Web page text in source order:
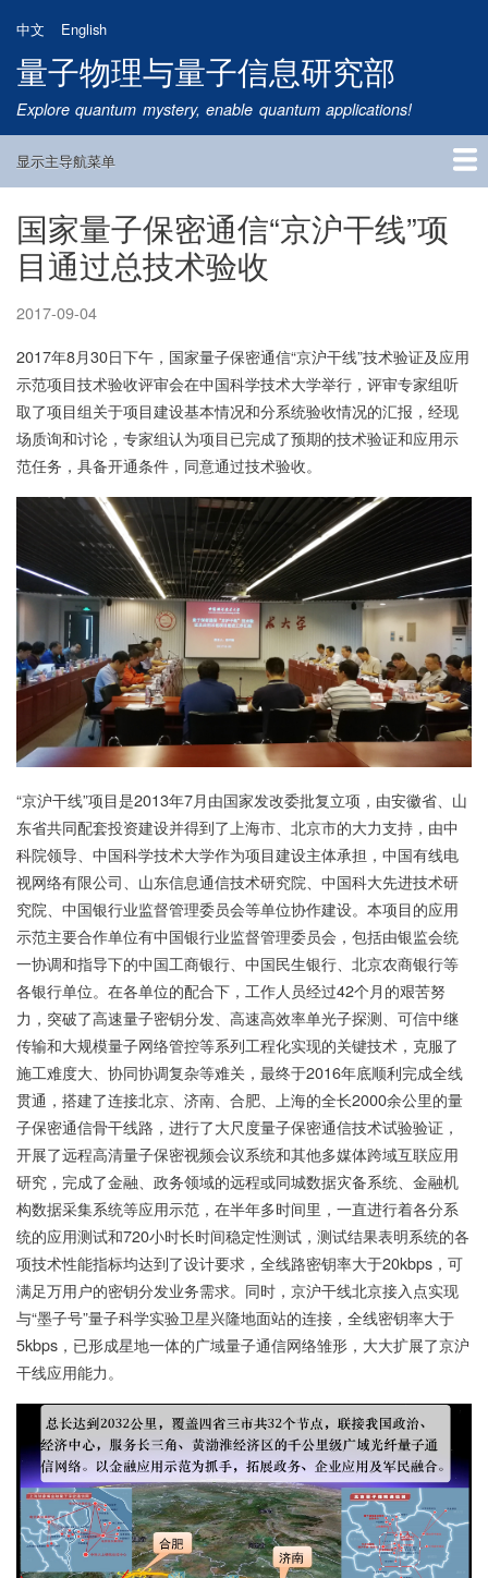
到
主
要
内
中文 English
量子物理与量子信息研究部
Explore quantum mystery, enable quantum applications!
Main
显示主导航菜单
首页
研究方向
量子卫星
团队成员
新闻动态
研究进展
学术报告
论文发表
公告通知
招生信息
相关链接
国家量子保密通信“京沪干线”项
目通过总技术验收
2017-09-04
2017年8月30日下午，国家量子保密通信“京沪干线”技术验证及应用
示范项目技术验收评审会在中国科学技术大学举行，评审专家组听
取了项目组关于项目建设基本情况和分系统验收情况的汇报，经现
场质询和讨论，专家组认为项目已完成了预期的技术验证和应用示
范任务，具备开通条件，同意通过技术验收。
“京沪干线”项目是2013年7月由国家发改委批复立项，由安徽省、山
东省共同配套投资建设并得到了上海市、北京市的大力支持，由中
科院领导、中国科学技术大学作为项目建设主体承担，中国有线电
视网络有限公司、山东信息通信技术研究院、中国科大先进技术研
究院、中国银行业监督管理委员会等单位协作建设。本项目的应用
示范主要合作单位有中国银行业监督管理委员会，包括由银监会统
一协调和指导下的中国工商银行、中国民生银行、北京农商银行等
各银行单位。在各单位的配合下，工作人员经过42个月的艰苦努
力，突破了高速量子密钥分发、高速高效率单光子探测、可信中继
传输和大规模量子网络管控等系列工程化实现的关键技术，克服了
施工难度大、协同协调复杂等难关，最终于2016年底顺利完成全线
贯通，搭建了连接北京、济南、合肥、上海的全长2000余公里的量
子保密通信骨干线路，进行了大尺度量子保密通信技术试验验证，
开展了远程高清量子保密视频会议系统和其他多媒体跨域互联应用
研究，完成了金融、政务领域的远程或同城数据灾备系统、金融机
构数据采集系统等应用示范，在半年多时间里，一直进行着各分系
统的应用测试和720小时长时间稳定性测试，测试结果表明系统的各
项技术性能指标均达到了设计要求，全线路密钥率大于20kbps，可
满足万用户的密钥分发业务需求。同时，京沪干线北京接入点实现
与“墨子号”量子科学实验卫星兴隆地面站的连接，全线密钥率大于
5kbps，已形成星地一体的广域量子通信网络雏形，大大扩展了京沪
干线应用能力。